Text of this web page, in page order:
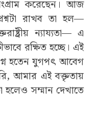
করেছেন। আজ
রাখব তা হল—
ন্যায্যতা— এ
রক্ষিত হচ্ছে। এই
হতেন যুগপৎ আবেগ
আমার এই বক্তৃতায়
হলেও সম্মান দেখাতে